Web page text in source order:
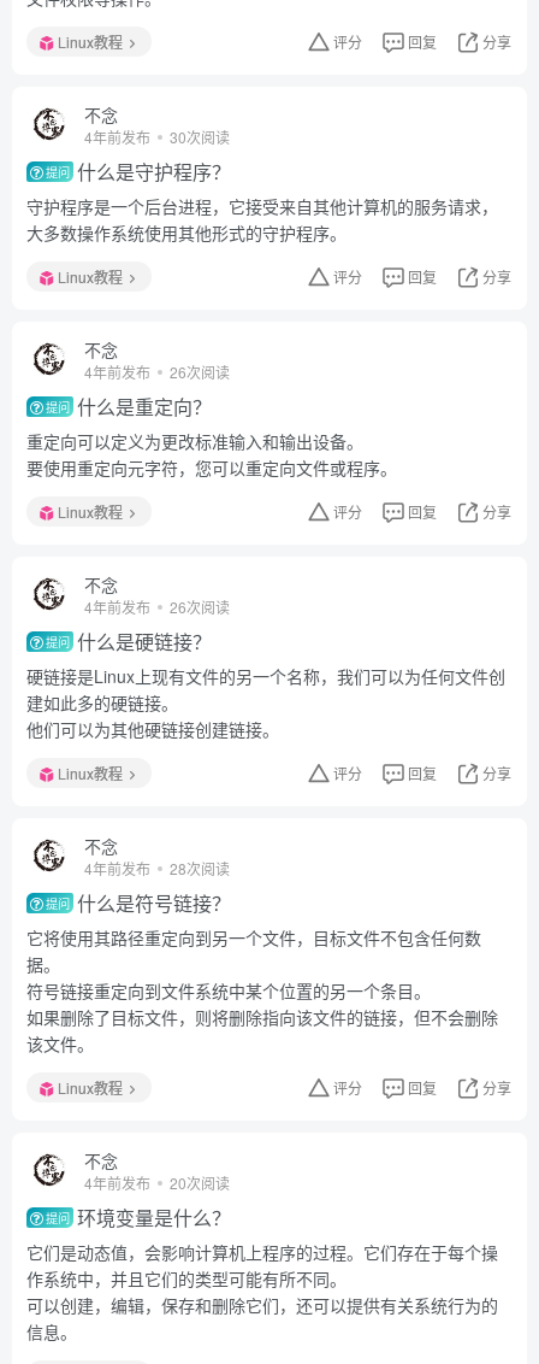
Linux教程 评分 回复 分享
不念
4年前发布 30次阅读
提问 什么是守护程序？
守护程序是一个后台进程，它接受来自其他计算机的服务请求，
大多数操作系统使用其他形式的守护程序。
Linux教程 评分 回复 分享
不念
4年前发布 26次阅读
提问 什么是重定向？
重定向可以定义为更改标准输入和输出设备。
要使用重定向元字符，您可以重定向文件或程序。
Linux教程 评分 回复 分享
不念
4年前发布 26次阅读
提问 什么是硬链接？
硬链接是Linux上现有文件的另一个名称，我们可以为任何文件创
建如此多的硬链接。
他们可以为其他硬链接创建链接。
Linux教程 评分 回复 分享
不念
4年前发布 28次阅读
提问 什么是符号链接？
它将使用其路径重定向到另一个文件，目标文件不包含任何数
据。
符号链接重定向到文件系统中某个位置的另一个条目。
如果删除了目标文件，则将删除指向该文件的链接，但不会删除
该文件。
Linux教程 评分 回复 分享
不念
4年前发布 20次阅读
提问 环境变量是什么？
它们是动态值，会影响计算机上程序的过程。它们存在于每个操
作系统中，并且它们的类型可能有所不同。
可以创建，编辑，保存和删除它们，还可以提供有关系统行为的
信息。